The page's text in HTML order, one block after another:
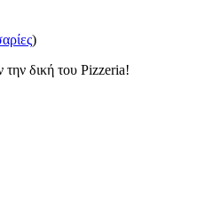
)
την δική του Pizzeria!